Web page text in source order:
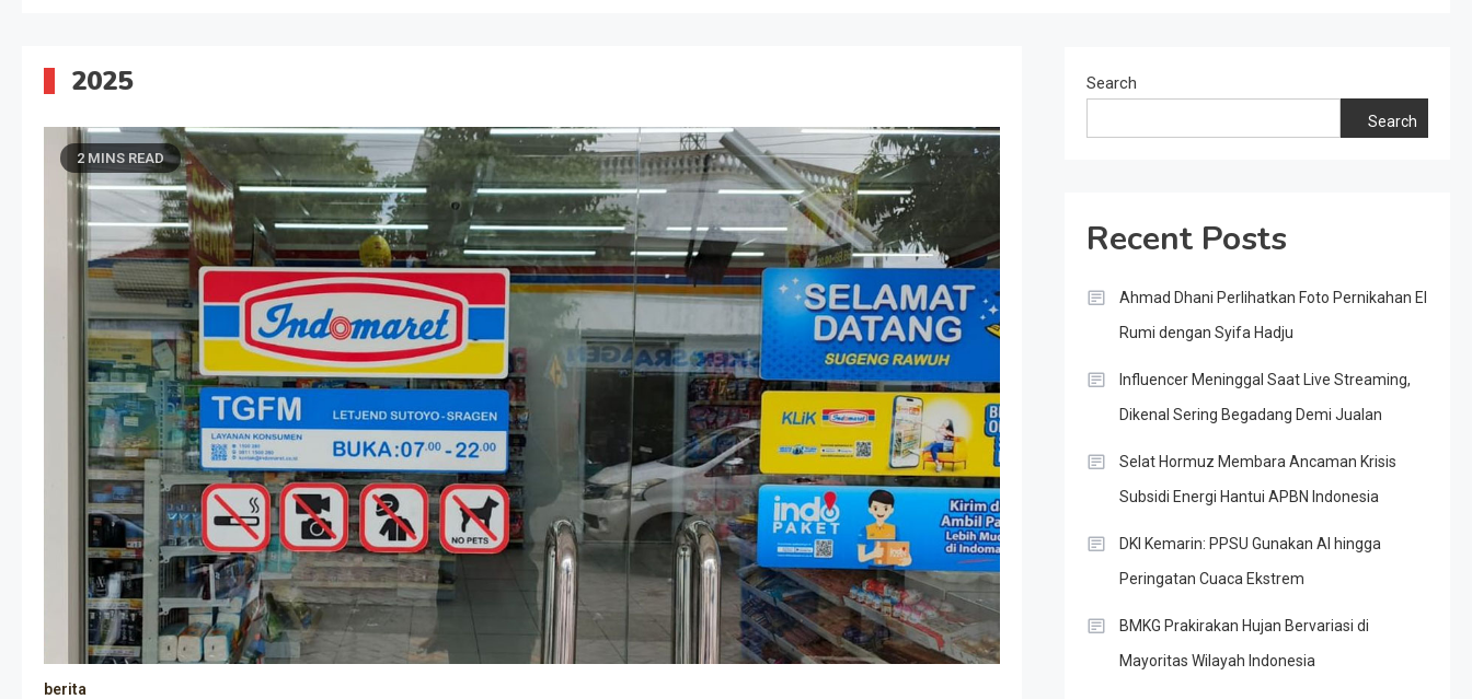
2025
2 MINS READ
berita
Search
Search
Recent Posts
Ahmad Dhani Perlihatkan Foto Pernikahan El
Rumi dengan Syifa Hadju
Influencer Meninggal Saat Live Streaming,
Dikenal Sering Begadang Demi Jualan
Selat Hormuz Membara Ancaman Krisis
Subsidi Energi Hantui APBN Indonesia
DKI Kemarin: PPSU Gunakan AI hingga
Peringatan Cuaca Ekstrem
BMKG Prakirakan Hujan Bervariasi di
Mayoritas Wilayah Indonesia